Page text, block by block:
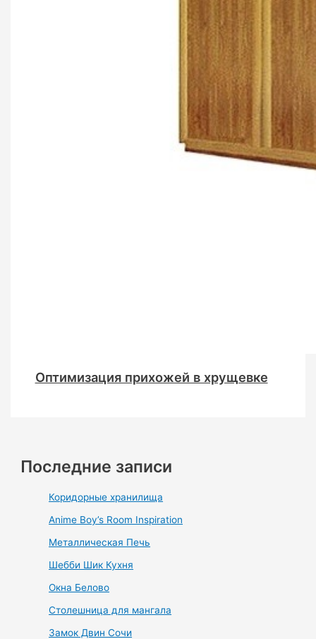
Оптимизация прихожей в хрущевке
Последние записи
Коридорные хранилища
Anime Boy’s Room Inspiration
Металлическая Печь
Шебби Шик Кухня
Окна Белово
Столешница для мангала
Замок Двин Сочи